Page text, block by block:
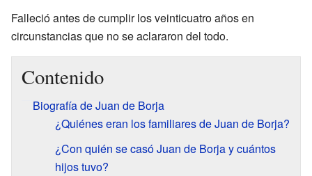
Falleció antes de cumplir los veinticuatro años en
circunstancias que no se aclararon del todo.
Contenido
Biografía de Juan de Borja
¿Quiénes eran los familiares de Juan de Borja?
¿Con quién se casó Juan de Borja y cuántos
hijos tuvo?